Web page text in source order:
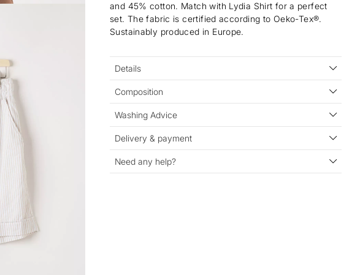
and 45% cotton. Match with Lydia Shirt for a perfect
set. The fabric is certified according to Oeko-Tex®.
Sustainably produced in Europe.
Details
Composition
Washing Advice
Delivery & payment
Need any help?